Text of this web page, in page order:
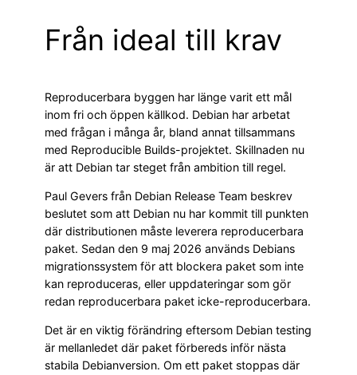
Från ideal till krav
Reproducerbara byggen har länge varit ett mål
inom fri och öppen källkod. Debian har arbetat
med frågan i många år, bland annat tillsammans
med Reproducible Builds-projektet. Skillnaden nu
är att Debian tar steget från ambition till regel.
Paul Gevers från Debian Release Team beskrev
beslutet som att Debian nu har kommit till punkten
där distributionen måste leverera reproducerbara
paket. Sedan den 9 maj 2026 används Debians
migrationssystem för att blockera paket som inte
kan reproduceras, eller uppdateringar som gör
redan reproducerbara paket icke-reproducerbara.
Det är en viktig förändring eftersom Debian testing
är mellanledet där paket förbereds inför nästa
stabila Debianversion. Om ett paket stoppas där